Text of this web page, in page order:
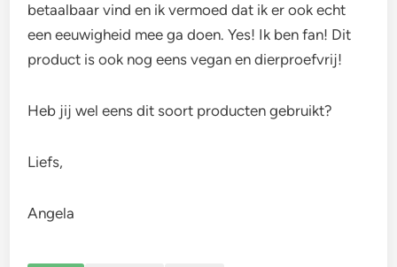
betaalbaar vind en ik vermoed dat ik er ook echt
een eeuwigheid mee ga doen. Yes! Ik ben fan! Dit
product is ook nog eens vegan en dierproefvrij!
Heb jij wel eens dit soort producten gebruikt?
Liefs,
Angela